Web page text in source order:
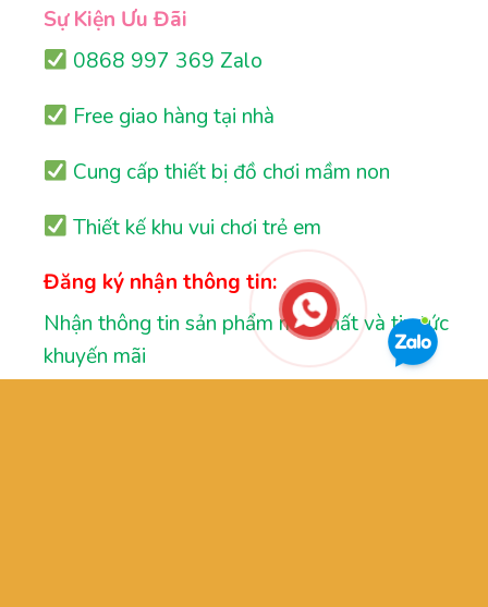
Sự Kiện Ưu Đãi
0868 997 369 Zalo
Free giao hàng tại nhà
Cung cấp thiết bị đồ chơi mầm non
Thiết kế khu vui chơi trẻ em
Đăng ký nhận thông tin:
Nhận thông tin sản phẩm mới nhất và tin tức
khuyến mãi